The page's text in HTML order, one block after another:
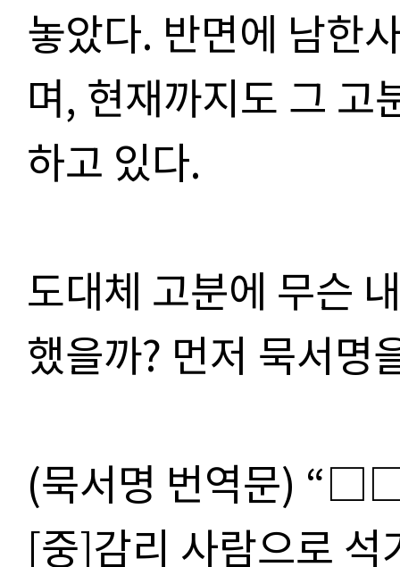
놓았다. 반면에 남한
며, 현재까지도 그 고
하고 있다.
도대체 고분에 무슨
했을까? 먼저 묵서명
(묵서명 번역문)
[중]감리 사람으로